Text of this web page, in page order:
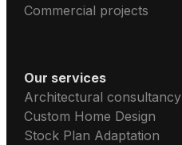
Commercial projects
Our services
Architectural consultancy
Custom Home Design
Stock Plan Adaptation